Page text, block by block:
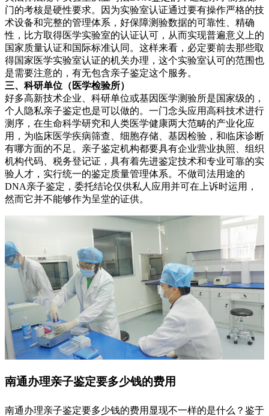
门的考核是硬性要求。因为实验室认证通过要有操作严格的技
术设备和完整的管理体系，好保障测验数据的可靠性、精确
性，比方取得医学实验室的认证认可，从而实现普遍意义上的
国家质量认证和国际标准认同。这样来看，必定要前去那些取
得国家医学实验室认证的机关办理，这个实验室认可的范围也
是需要注意的，有无包含亲子鉴定这个服务。
三、科研单位（医学检验所）
好多高新技术企业、科研单位或基因医学测验所是国家级的，
个人隐私亲子鉴定也是可以做的。一门念头应用高科技术进行
测序，在生命科学研究和人类医学健康两大范畴的产业化应
用，为临床医学疾病筛查、细胞存储、基因检验，和临床诊断
有哪方面的不足。亲子鉴定机构都要具有企业营业执照、组织
机构代码、税务登记证，具有着先进鉴定技术和专业可靠的实
验人才，实行统一的鉴定质量管理体系。不做司法用途的
DNA亲子鉴定，委托结论仅供私人应用并可在上诉时运用，
然而它并不能够作为呈堂的证供。
南通办理亲子鉴定要多少钱的费用
南通办理亲子鉴定要多少钱的费用显现不一样的是什么？鉴于